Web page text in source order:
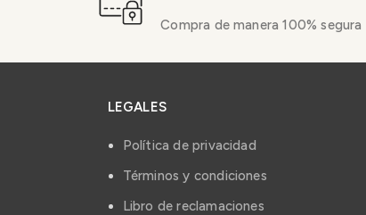
Compra de manera 100% segura
LEGALES
Política de privacidad
Términos y condiciones
Libro de reclamaciones